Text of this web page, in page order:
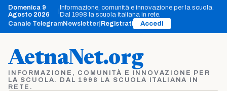
Vai
contenuto
Domenica 9
Agosto 2026
|Informazione, comunità e innovazione per la scuola.
Dal 1998 la scuola italiana in rete.
Canale TelegramNewsletter Registrati Accedi
AetnaNet.org
INFORMAZIONE, COMUNITÀ E INNOVAZIONE PER
LA SCUOLA. DAL 1998 LA SCUOLA ITALIANA IN
RETE.